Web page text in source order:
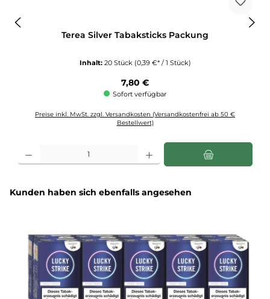
Terea Silver Tabaksticks Packung
Inhalt: 20 Stück (0,39 €* / 1 Stück)
Regulärer Preis:
7,80 €
Sofort verfügbar
Preise inkl. MwSt. zzgl. Versandkosten (Versandkostenfrei ab 50 €
Bestellwert)
Produktgalerie überspringen
Kunden haben sich ebenfalls angesehen